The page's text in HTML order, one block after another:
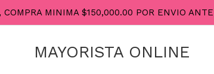
COMPRA MINIMA $150,000.00 POR ENVIO
MAYORISTA ONLINE